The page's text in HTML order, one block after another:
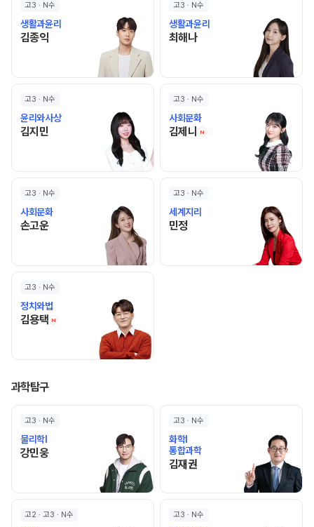
고3 · N수
생활과윤리
김종익김종익 선생님 홈 바로가기
고3 · N수
생활과윤리
최해나최해나 선생님 홈 바로가기
고3 · N수
윤리와사상
김지민 김지민 선생님 홈 바로가기
고3 · N수
사회문화
김제니 N 김제니 선생님 홈 바로
고3 · N수
사회문화
손고운손고운 선생님 홈 바로가기
고3 · N수
세계지리
민정민정 선생님 홈 바로가기
고3 · N수
정치와법
김용택 N 김용택 선생님 홈 바로가기
과학탐구
고3 · N수
물리학I
강민웅강민웅 선생님 홈 바로가기
고3 · N수
화학I
통합과학
김재권김재권 선생님 홈 바로가기
고2 · 고3 · N수 고3 · N수